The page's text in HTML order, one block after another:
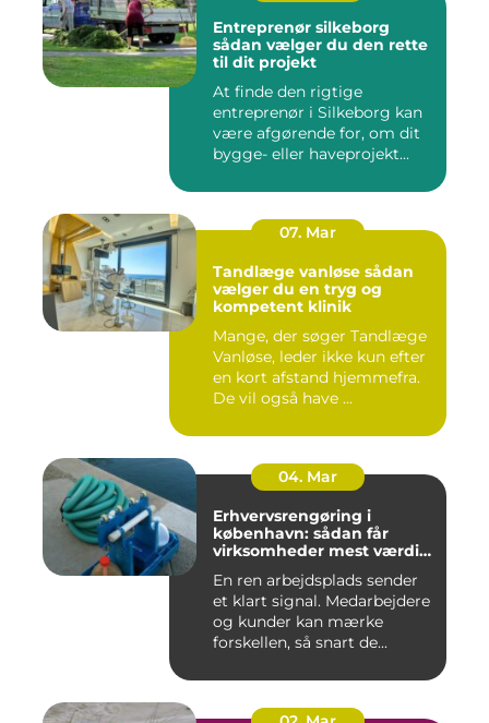
Entreprenør silkeborg
sådan vælger du den rette
til dit projekt
At finde den rigtige
entreprenør i Silkeborg kan
være afgørende for, om dit
bygge- eller haveprojekt...
07. Mar
Tandlæge vanløse sådan
vælger du en tryg og
kompetent klinik
Mange, der søger Tandlæge
Vanløse, leder ikke kun efter
en kort afstand hjemmefra.
De vil også have ...
04. Mar
Erhvervsrengøring i
københavn: sådan får
virksomheder mest værdi
En ren arbejdsplads sender
et klart signal. Medarbejdere
og kunder kan mærke
forskellen, så snart de...